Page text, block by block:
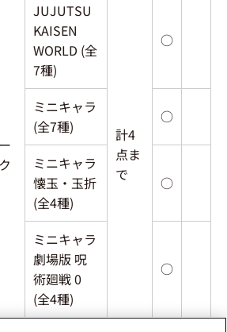
JUJUTSU
KAISEN
WORLD (全
7種)
計4
点ま
で
○
ミニキャラ
(全7種)
○
ミニキャラ
懐玉・玉折
(全4種)
○
ミニキャラ
劇場版 呪
術廻戦 0
(全4種)
○